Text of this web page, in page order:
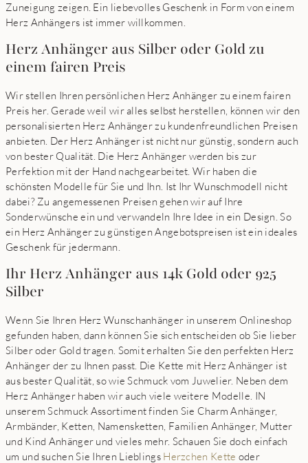
Zuneigung zeigen. Ein liebevolles Geschenk in Form von einem
Herz Anhängers ist immer willkommen.
Herz Anhänger aus Silber oder Gold zu
einem fairen Preis
Wir stellen Ihren persönlichen Herz Anhänger zu einem fairen
Preis her. Gerade weil wir alles selbst herstellen, können wir den
personalisierten Herz Anhänger zu kundenfreundlichen Preisen
anbieten. Der Herz Anhänger ist nicht nur günstig, sondern auch
von bester Qualität. Die Herz Anhänger werden bis zur
Perfektion mit der Hand nachgearbeitet. Wir haben die
schönsten Modelle für Sie und Ihn. Ist Ihr Wunschmodell nicht
dabei? Zu angemessenen Preisen gehen wir auf Ihre
Sonderwünsche ein und verwandeln Ihre Idee in ein Design. So
ein Herz Anhänger zu günstigen Angebotspreisen ist ein ideales
Geschenk für jedermann.
Ihr Herz Anhänger aus 14k Gold oder 925
Silber
Wenn Sie Ihren Herz Wunschanhänger in unserem Onlineshop
gefunden haben, dann können Sie sich entscheiden ob Sie lieber
Silber oder Gold tragen. Somit erhalten Sie den perfekten Herz
Anhänger der zu Ihnen passt. Die Kette mit Herz Anhänger ist
aus bester Qualität, so wie Schmuck vom Juwelier. Neben dem
Herz Anhänger haben wir auch viele weitere Modelle. IN
unserem Schmuck Assortiment finden Sie Charm Anhänger,
Armbänder, Ketten, Namensketten, Familien Anhänger, Mutter
und Kind Anhänger und vieles mehr. Schauen Sie doch einfach
um und suchen Sie Ihren Lieblings Herzchen Kette oder